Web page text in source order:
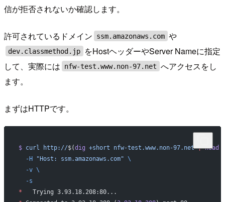
信が拒否されないか確認します。
許可されているドメイン ssm.amazonaws.com や
dev.classmethod.jp
をHostヘッダーやServer Nameに指定
して、実際には
nfw-test.www.non-97.net へアクセスをし
ます。
まずはHTTPです。
$ curl http://$(dig +short nfw-test.www.non-97.net | head
  -H
"Host: ssm.amazonaws.com" \
  -v
\
  -s
*
   Trying 3.93.18.208:80...